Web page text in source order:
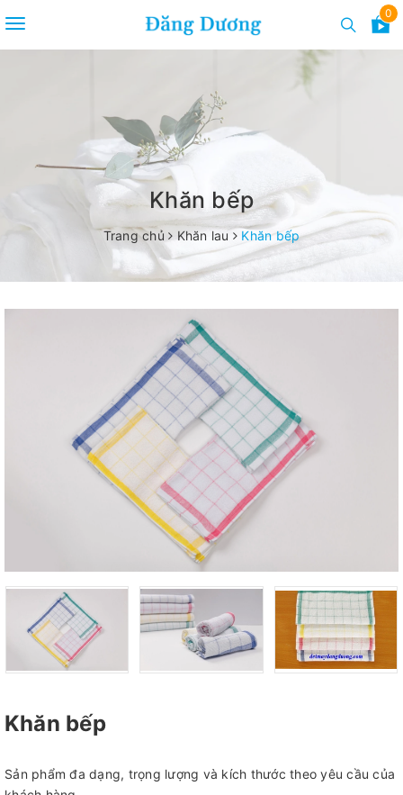
Toggle
0
Khăn bếp
Trang chủ Khăn lau Khăn bếp
Khăn bếp
Sản phẩm đa dạng, trọng lượng và kích thước theo yêu cầu của